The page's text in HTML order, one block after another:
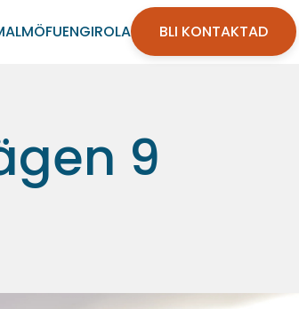
FUENGIROLA BLI KONTAKTAD
9